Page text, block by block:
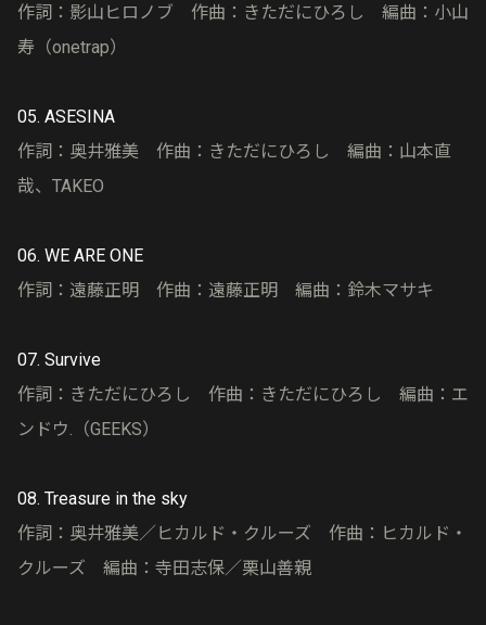
作詞：影山ヒロノブ 作曲：きただにひろし 編曲：小山
寿（onetrap）
05. ASESINA
作詞：奥井雅美 作曲：きただにひろし 編曲：山本直
哉、TAKEO
06. WE ARE ONE
作詞：遠藤正明 作曲：遠藤正明 編曲：鈴木マサキ
07. Survive
作詞：きただにひろし 作曲：きただにひろし 編曲：エ
ンドウ.（GEEKS）
08. Treasure in the sky
作詞：奥井雅美／ヒカルド・クルーズ 作曲：ヒカルド・
クルーズ 編曲：寺田志保／栗山善親